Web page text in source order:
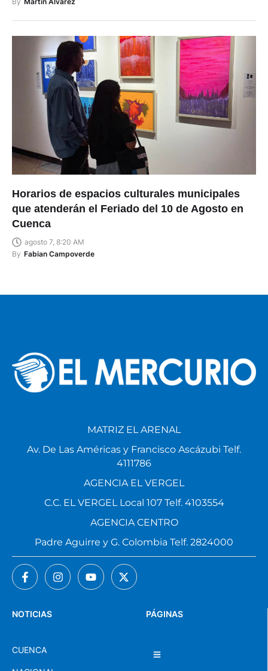
que atenderán el Feriado del 10 de Agosto en
Cuenca
agosto 7, 8:20 AM
By Fabian Campoverde
Av. De Las Américas y Francisco Ascázubi Telf.
4111786
AGENCIA EL VERGEL
C.C. EL VERGEL Local 107 Telf. 4103554
AGENCIA CENTRO
Padre Aguirre y G. Colombia Telf. 2824000